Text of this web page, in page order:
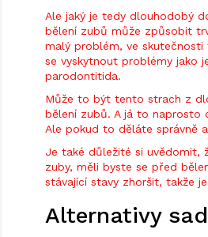
Ale jaký je tedy dlouhodobý
bělení zubů může způsobit
malý problém, ve
se vyskytnout problémy jako
parodontitida.
Může to být tento strach z
bělení zubů. A já to naprosto
Ale pokud to děláte správně
Je také důležité si uvědomit,
zuby, měli byste se před
stávající stavy zhoršit, takže
Alternativy